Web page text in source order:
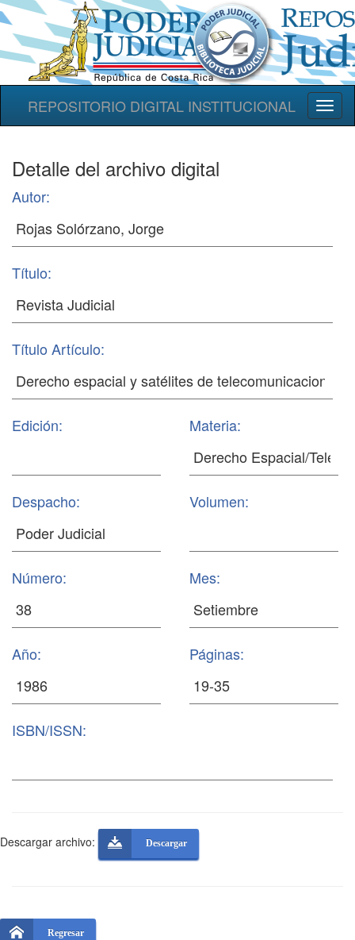
REPOSITORIO DIGITAL INSTITUCIONAL
Detalle del archivo digital
Autor:
Título:
Título Artículo:
Edición: Materia:
Despacho: Volumen:
Número: Mes:
Año: Páginas:
ISBN/ISSN:
Descargar archivo: Descargar
Regresar